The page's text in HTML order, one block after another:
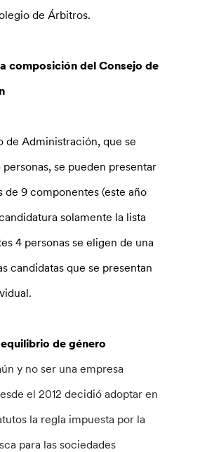
de Árbitros.
composición del Consejo de
de Administración, que se
personas, se pueden presentar
de 9 componentes (este año
solamente la lista
4 personas se eligen de una
candidatas que se presentan
de género
y no ser una empresa
el 2012 decidió adoptar en
la regla impuesta por la
para las sociedades